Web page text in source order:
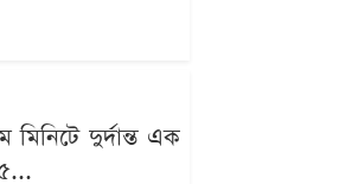
মিনিটে দুর্দান্ত এক